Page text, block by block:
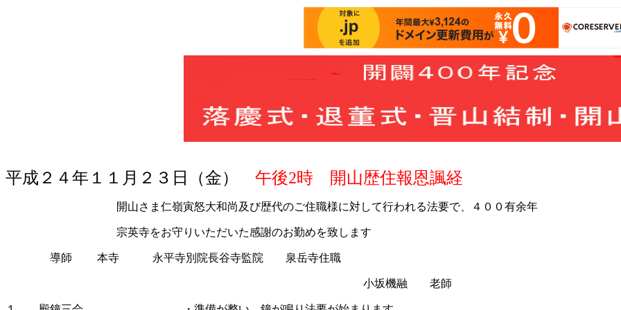
平成２４年１１月２３日（金） 午後2時 開山歴住報恩諷経
開山さま仁嶺寅怒大和尚及び歴代のご住職様に対して行われる法要で、４００有余年
宗英寺をお守りいただいた感謝のお勤めを致します
導師 本寺 永平寺別院長谷寺監院 泉岳寺
小坂機融 老師